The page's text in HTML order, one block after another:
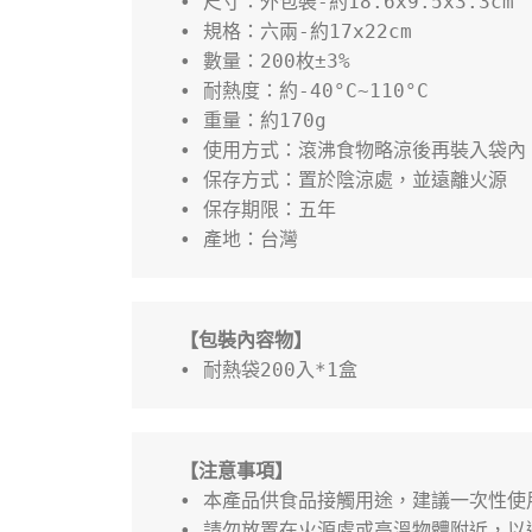
• 規格：六兩-約17x22cm
• 數量：200枚±3%
• 耐熱度：約-40°C~110°C
• 重量：約170g
• 使用方式：滾沸食物略涼後再裝入袋內
• 保存方式：置於陰涼處，並遠離火源
• 保存期限：五年
• 產地：台灣
【包裝內容物】
• 耐熱袋200入*1盒
【注意事項】
• 本產品供食品接觸用途，建議一次性使